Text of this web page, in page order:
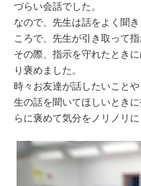
づらい会話でした。
なので、先生は話をよく聞
ころで、先生が引き取って
その際、指示を守れたとき
り褒めました。
時々お友達が話したいこと
生の話を聞いてほしいとき
らに褒めて気分をノリノリ